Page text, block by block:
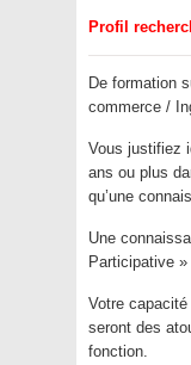
Profil
De formation
commerce /
Vous justifiez
ans ou plus
qu’une
Une
Participative
Votre capacité
seront des
fonction.